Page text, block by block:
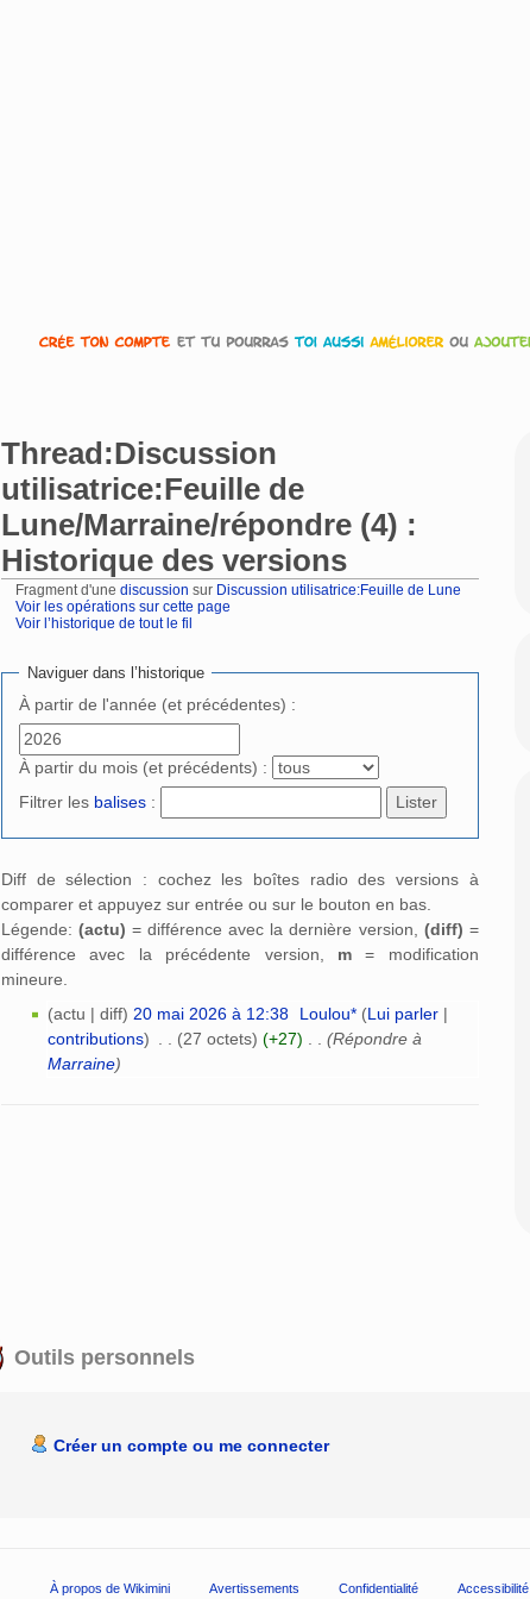
Thread:Discussion
utilisatrice:Feuille de
Lune/Marraine/répondre (4) :
Historique des versions
Fragment d'une discussion sur Discussion utilisatrice:Feuille de Lune
Voir les opérations sur cette page
Voir l’historique de tout le fil
Naviguer dans l’historique
À partir de l'année (et précédentes) :
À partir du mois (et précédents) :
Filtrer les balises :
Diff de sélection : cochez les boîtes radio des versions à
comparer et appuyez sur entrée ou sur le bouton en bas.
Légende:(actu) = différence avec la dernière version, (diff) =
différence avec la précédente version, m= modification
mineure.
(actu | diff) 20 mai 2026 à 12:38‎ Loulou* (Lui parler |
contributions) (27 octets) (+27)
(Répondre à
Marraine)
Outils personnels
Créer un compte ou me connecter
À propos de Wikimini Avertissements Confidentialité Accessibilité